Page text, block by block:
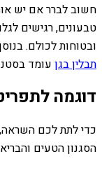
חשוב לברר אם יש
טבעונים, רגישים
ובטוחות לכולם.
תבלין בגן עומד
דוגמה
כדי לתת לכם
הסגנון הטעים